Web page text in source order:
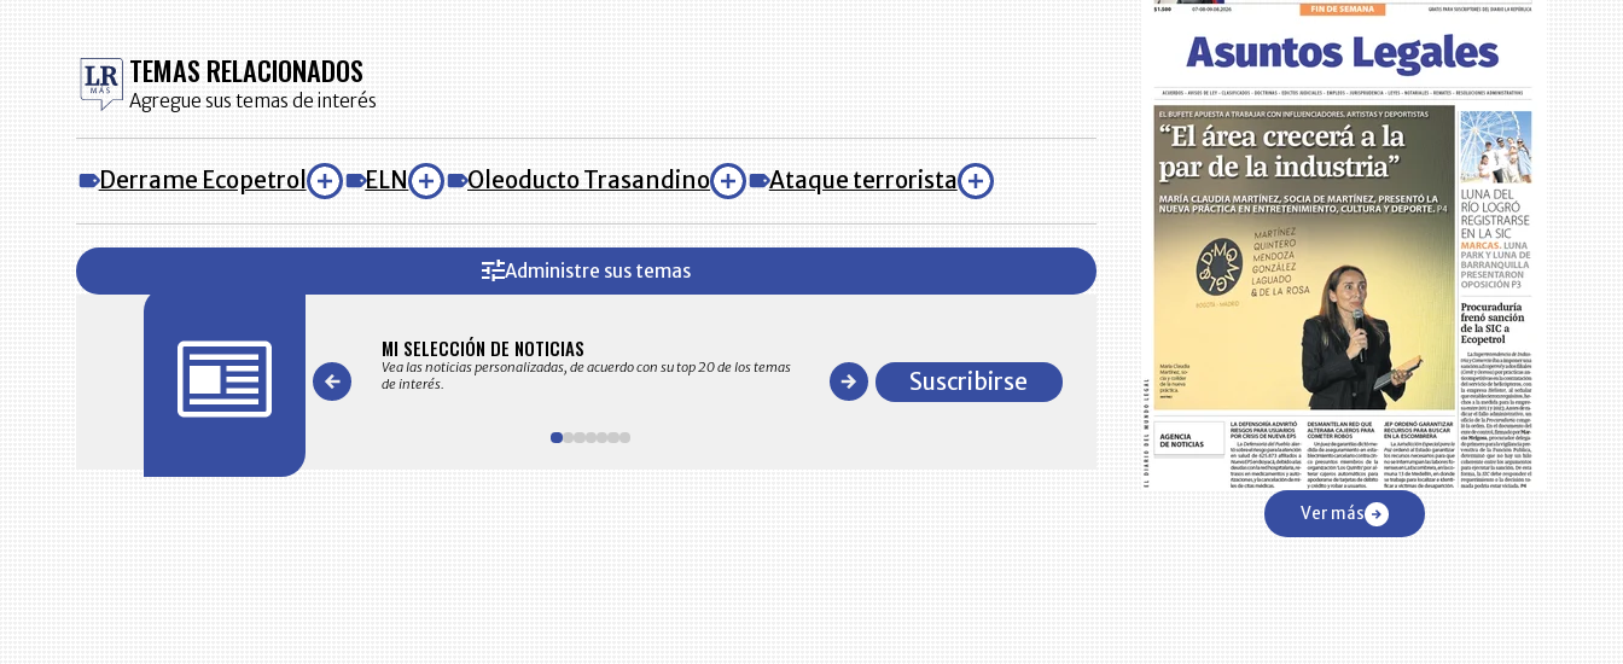
Ver más
TEMAS RELACIONADOS
Agregue sus temas de interés
Derrame Ecopetrol ELN Oleoducto Trasandino Ataque terrorista
Administre sus temas
en su correo electrónico las noticias seleccionadas por nuestro
MI SELECCIÓN DE NOTICIAS
Vea las noticias personalizadas, de acuerdo con su top 20 de los temas
de interés.
Recopilación clasificada por sectores económicos y regiones del
comportamiento general y detallado de las 10.000 primeras empresas
en ventas en Colombia
CENTRO DE CONVENCIONES
Reviva en primera fila todos los foros y cátedras LR. Espacios de
conocimiento alrededor de los temas económicos, empresariales y
financieros que permiten el posicionamiento y desarrollo de los
negocios en el país.
Suscribirse